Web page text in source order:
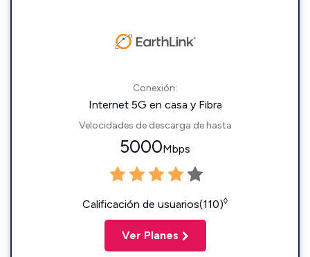
Conexión:
Internet 5G en casa y Fibra
Velocidades de descarga de hasta
5000Mbps
Calificación de usuarios(110)◊
Ver Planes